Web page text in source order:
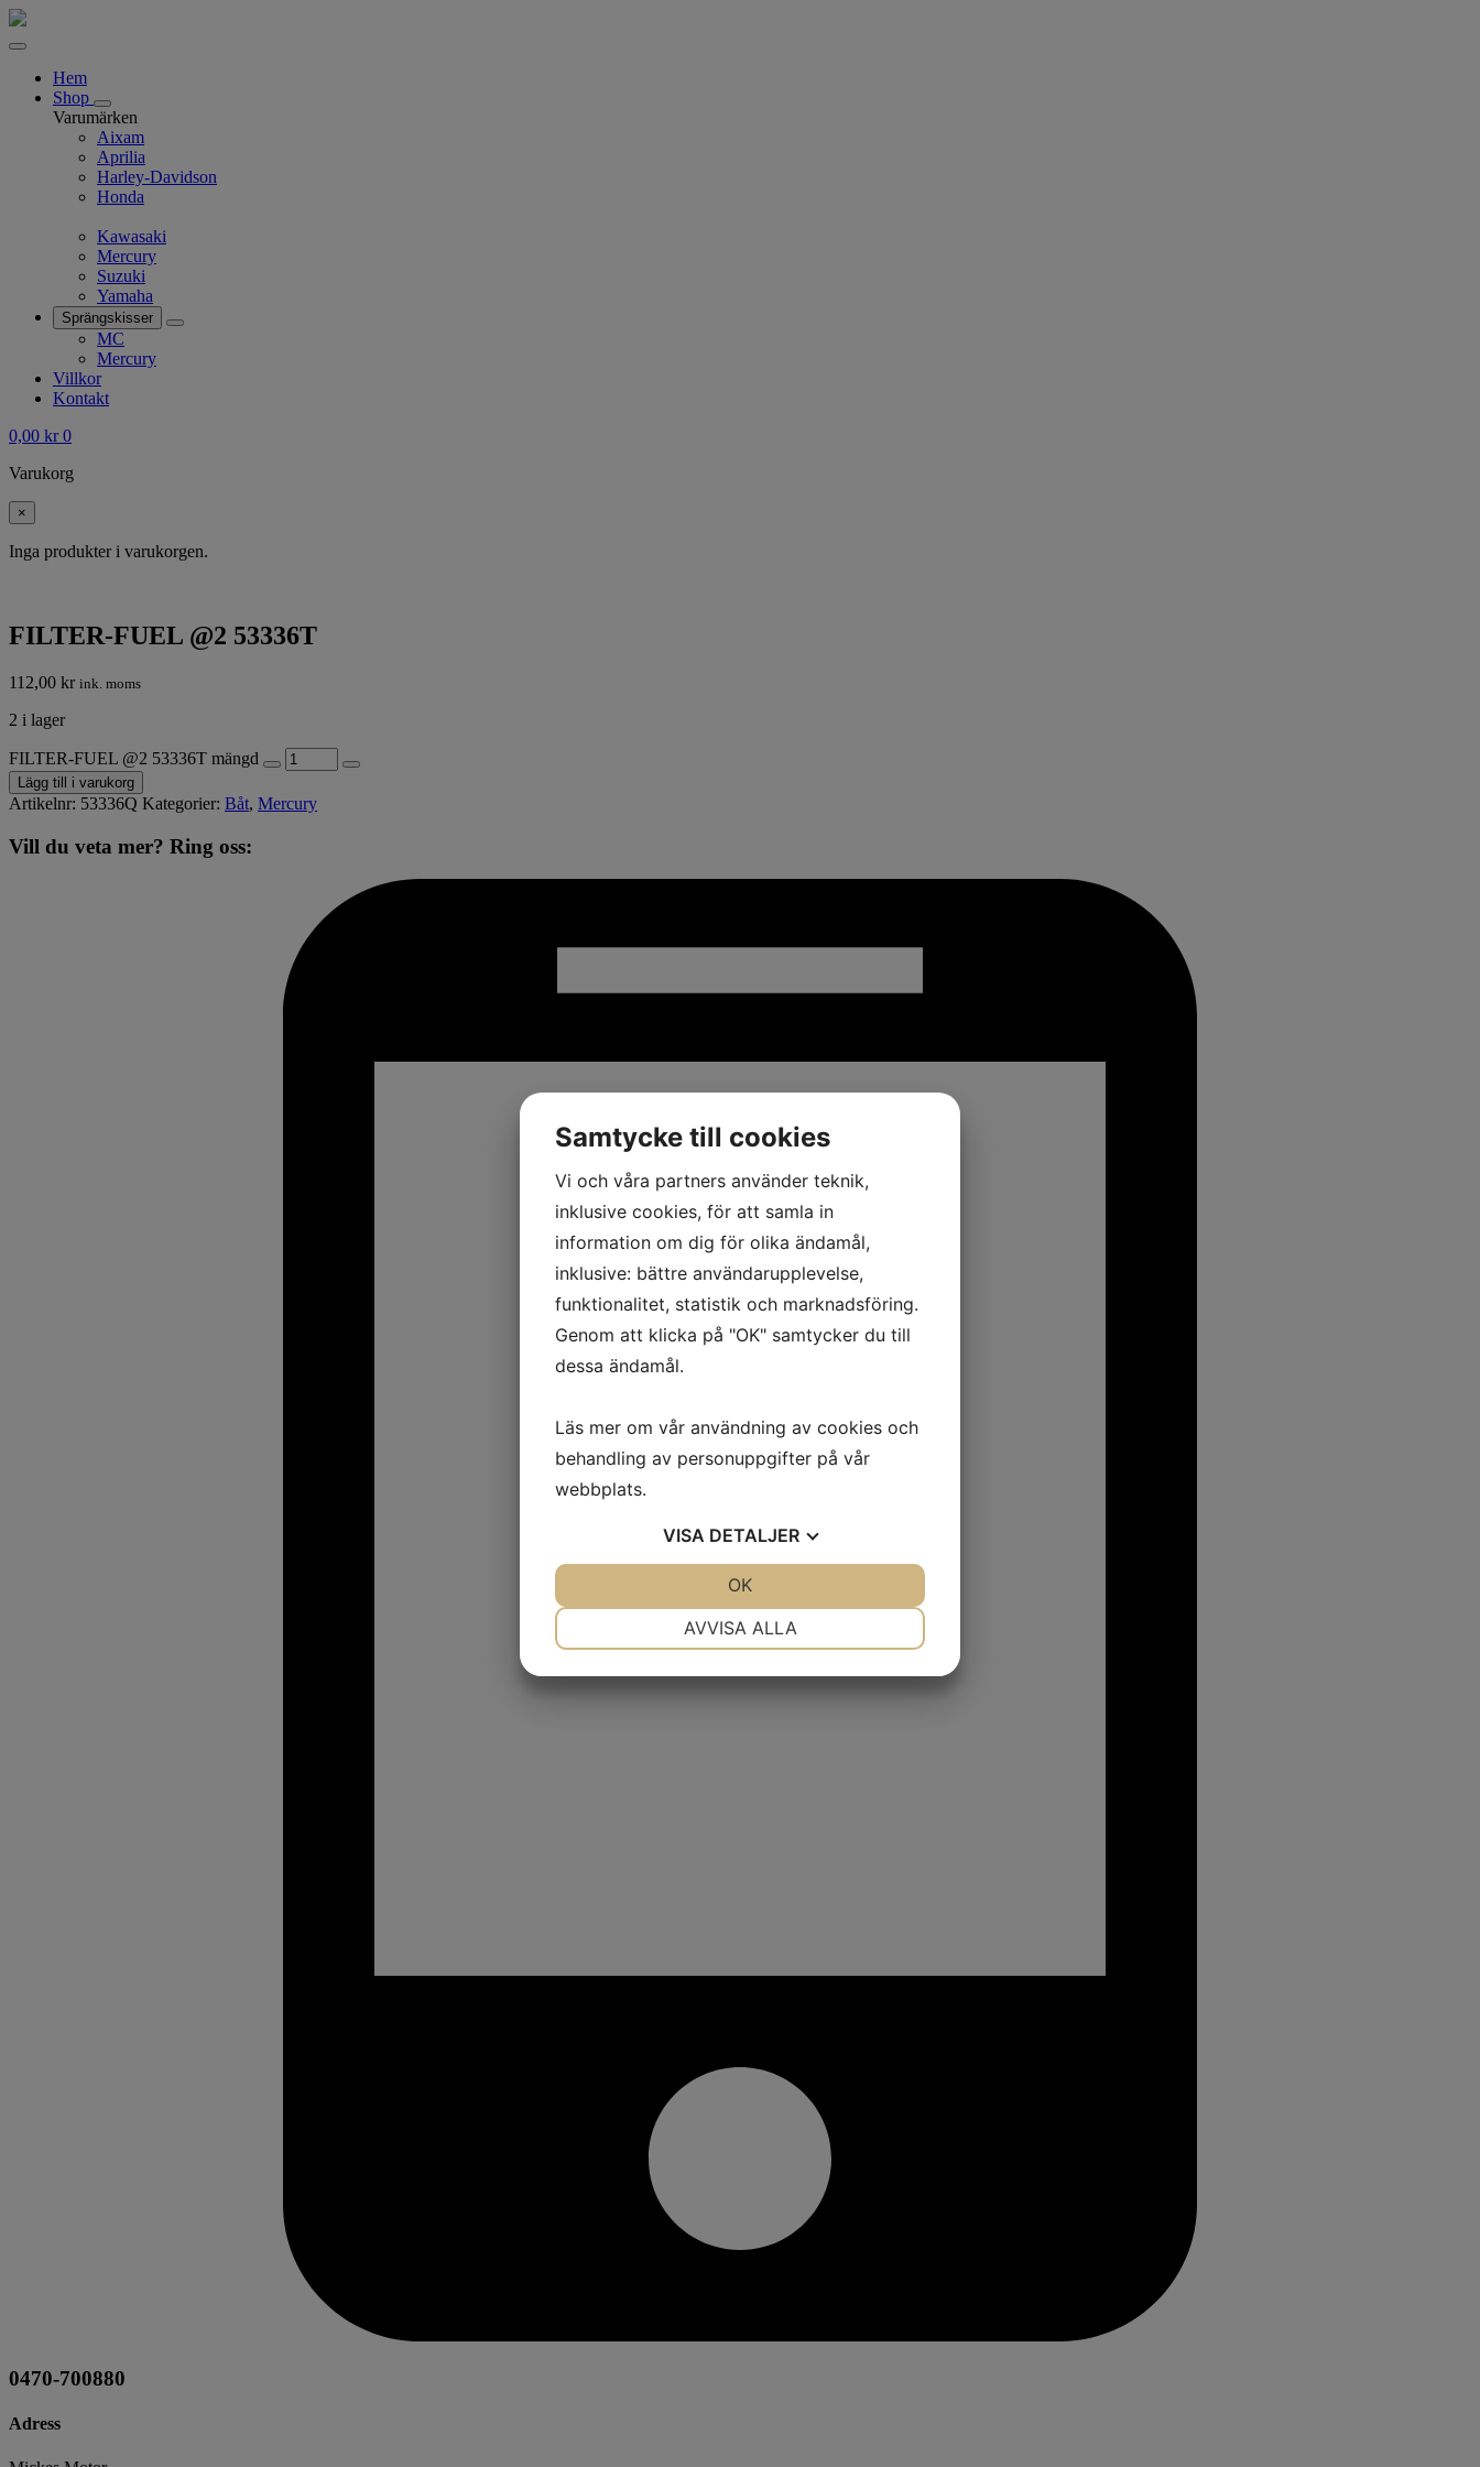
Hem
Shop
Varumärken
Aixam
Aprilia
Harley-Davidson
Honda
Kawasaki
Mercury
Suzuki
Yamaha
Sprängskisser
MC
Mercury
Villkor
Kontakt
0,00 kr 0
Varukorg
×
Inga produkter i varukorgen.
FILTER-FUEL @2 53336T
112,00 kr ink. moms
2 i lager
FILTER-FUEL @2 53336T mängd
Lägg till i varukorg
Artikelnr: 53336Q Kategorier: Båt, Mercury
Vill du veta mer? Ring oss:
0470-700880
Adress
Samtycke till cookies
Vi och våra partners använder teknik,
inklusive cookies, för att samla in
information om dig för olika ändamål,
inklusive: bättre användarupplevelse,
funktionalitet, statistik och marknadsföring.
Genom att klicka på "OK" samtycker du till
dessa ändamål.
Läs mer om vår användning av cookies och
behandling av personuppgifter på vår
webbplats.
VISA DETALJER
AVVISA ALLA
OK